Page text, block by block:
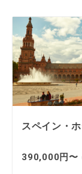
スペイン・
390,000円〜